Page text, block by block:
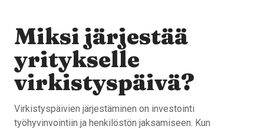
Miksi järjestää
yritykselle
virkistyspäivä?
Virkistyspäivien järjestäminen on investointi
työhyvinvointiin ja henkilöstön jaksamiseen. Kun